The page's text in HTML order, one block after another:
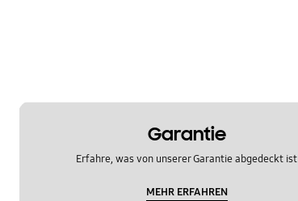
Garantie
Erfahre, was von unserer Garantie abgedeckt ist
MEHR ERFAHREN